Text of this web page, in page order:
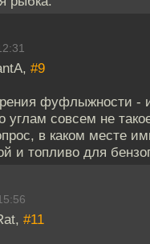
#9
фуфлыжности -
совсем не
в каком месте
и топливо для
#11